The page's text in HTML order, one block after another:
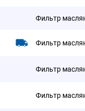
Фильтр
Фильтр
Фильтр
Фильтр